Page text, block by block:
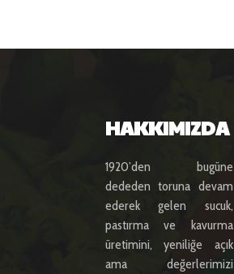
HAKKIMIZDA
1920’den bugüne
dededen toruna devam
ederek gelen sucuk,
pastırma ve kavurma
üretimini, yeniliğe açık
ama değerlerimizi